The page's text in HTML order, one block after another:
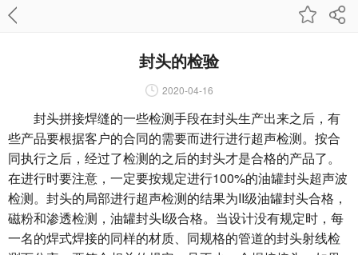
封头的检验
2020-04-16
封头拼接焊缝的一些检测手段在封头生产出来之后，有
些产品要根据客户的合同的需要而进行进行超声检测。按合
同执行之后，经过了检测的之后的封头才是合格的产品了。
在进行时要注意，一定要按规定进行100%的油罐封头超声波
检测。封头的局部进行超声检测的结果为II级油罐封头合格，
磁粉和渗透检测，油罐封头I级合格。当设计没有规定时，每
一名的焊式焊接的同样的材质、同规格的管道的封头射线检